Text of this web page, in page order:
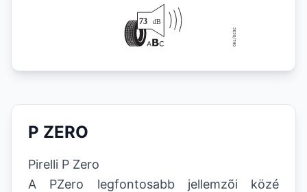
P ZERO
Pirelli P Zero
A PZero legfontosabb jellemzõi közé